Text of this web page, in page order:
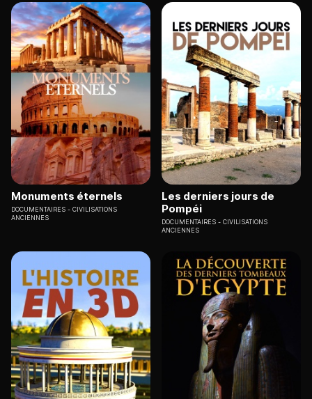
Monuments éternels
DOCUMENTAIRES
CIVILISATIONS
ANCIENNES
Les derniers jours de
Pompéi
DOCUMENTAIRES
CIVILISATIONS
ANCIENNES